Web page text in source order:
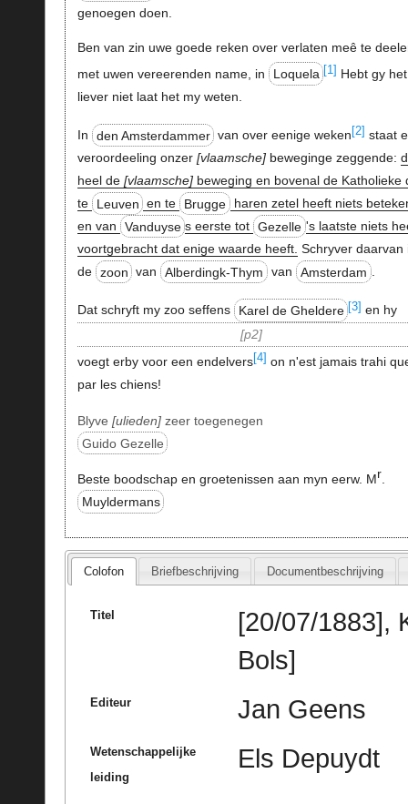
genoegen doen.
Ben van zin uwe goede reken over verlaten meê te
met uwen vereerenden name, in
Loquela [1] Hebt gy het
liever niet laat het my weten.
In den Amsterdammer van over eenige weken [2] staat
veroordeeling onzer vlaamsche beweginge zeggende:
heel de vlaamsche beweging en bovenal de Katholieke
te
Leuven en te Brugge
haren zetel heeft niets
en van
Vanduyse s eerste tot Gezelle 's laatste niets
voortgebracht dat enige waarde heeft. Schryver daarvan
de zoon van Alberdingk-Thym van Amsterdam .
Dat schryft my zoo seffens Karel de Gheldere [3] en hy
p2
voegt erby voor een endelvers[4] on n'est jamais trahi
par les chiens!
Blyve ulieden zeer toegenegen
Guido Gezelle
Beste boodschap en groetenissen aan myn eerw. Mr
Muyldermans
Colofon Briefbeschrijving Documentbeschrijving
Titel
[20/07/1883],
Bols]
Editeur Jan Geens
Wetenschappelijke
leiding
Els Depuydt